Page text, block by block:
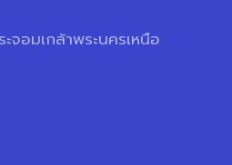
จอมเกล้าพระนครเหนือ